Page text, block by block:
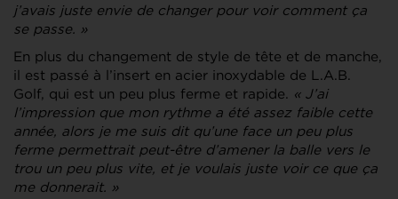
j’avais juste envie de changer pour voir comment ça
se passe. »
En plus du changement de style de tête et de manche,
il est passé à l’insert en acier inoxydable de L.A.B.
Golf, qui est un peu plus ferme et rapide. « J’ai
l’impression que mon rythme a été assez faible cette
année, alors je me suis dit qu’une face un peu plus
ferme permettrait peut-être d’amener la balle vers le
trou un peu plus vite, et je voulais juste voir ce que ça
me donnerait. »